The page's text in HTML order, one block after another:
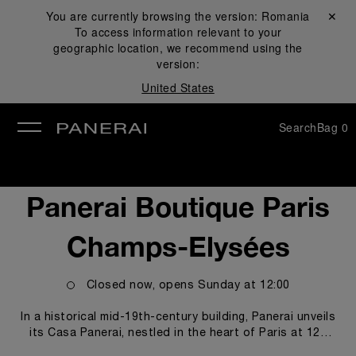
You are currently browsing the version: Romania
To access information relevant to your
geographic location, we recommend using the
version:
United States
Close ✕
SearchBag 0
Panerai Boutique Paris
Champs-Elysées
Closed now, opens Sunday at 12:00
In a historical mid-19th-century building, Panerai unveils
its Casa Panerai, nestled in the heart of Paris at 120